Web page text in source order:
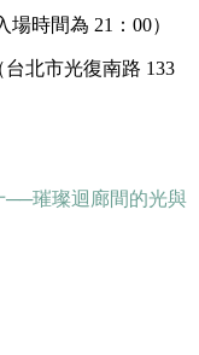
時間為 21：00）
北市光復南路 133
──璀璨迴廊間的光與